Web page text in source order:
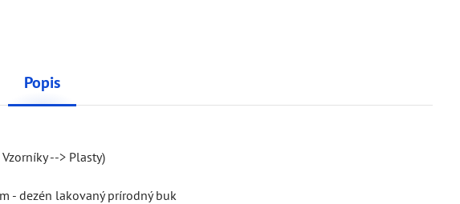
Popis
--> Plasty)
- dezén lakovaný prírodný buk